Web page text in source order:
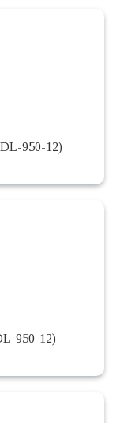
950-12)
950-12)